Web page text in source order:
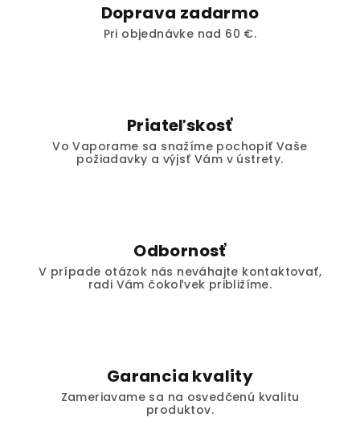
Doprava zadarmo
Pri objednávke nad 60 €.
Priateľskosť
Vo Vaporame sa snažíme pochopiť Vaše
požiadavky a výjsť Vám v ústrety.
Odbornosť
V prípade otázok nás neváhajte kontaktovať,
radi Vám čokoľvek približíme.
Garancia kvality
Zameriavame sa na osvedčenú kvalitu
produktov.